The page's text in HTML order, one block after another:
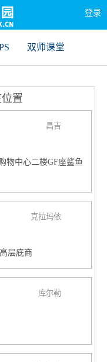
登录
双师课堂
置
昌吉
物中心二楼GF座鲨鱼
克拉玛依
层底商
库尔勒